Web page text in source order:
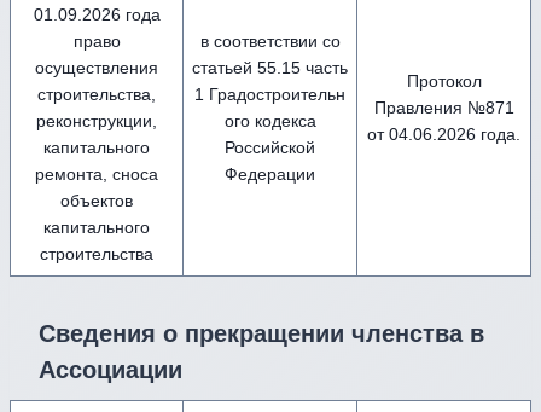
01.09.2026 года
право
осуществления
строительства,
реконструкции,
капитального
ремонта, сноса
объектов
капитального
строительства
в соответствии со
статьей 55.15 часть
1 Градостроительн
ого кодекса
Российской
Федерации
Протокол
Правления №871
от 04.06.2026 года.
Сведения о прекращении членства в
Ассоциации